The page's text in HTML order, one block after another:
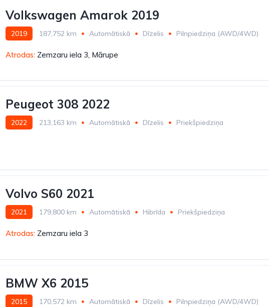
Volkswagen Amarok 2019
2019 187,752 km Automātiskā Dīzelis Pilnpiedziņa (AWD/4WD)
Atrodas: Zemzaru iela 3, Mārupe
Peugeot 308 2022
2022 213,163 km Automātiskā Dīzelis Priekšpiedziņa
Volvo S60 2021
2021 179,800 km Automātiskā Hibrīda Priekšpiedziņa
Atrodas: Zemzaru iela 3
BMW X6 2015
2015 170,572 km Automātiskā Dīzelis Pilnpiedziņa (AWD/4WD)